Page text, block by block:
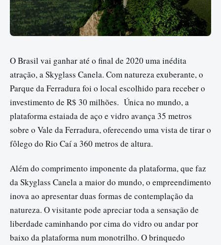
O Brasil vai ganhar até o final de 2020 uma inédita
atração, a Skyglass Canela. Com natureza exuberante, o
Parque da Ferradura foi o local escolhido para receber o
investimento de R$ 30 milhões. Única no mundo, a
plataforma estaiada de aço e vidro avança 35 metros
sobre o Vale da Ferradura, oferecendo uma vista de tirar o
fôlego do Rio Caí a 360 metros de altura.
Além do comprimento imponente da plataforma, que faz
da Skyglass Canela a maior do mundo, o empreendimento
inova ao apresentar duas formas de contemplação da
natureza. O visitante pode apreciar toda a sensação de
liberdade caminhando por cima do vidro ou andar por
baixo da plataforma num monotrilho. O brinquedo